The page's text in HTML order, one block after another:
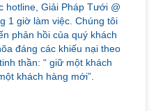
hotline, Giải Pháp Tưới @
1 giờ làm việc. Chúng tôi
phản hồi của quý khách
đáng các khiếu nại theo
thần: “ giữ một khách
khách hàng mới”.